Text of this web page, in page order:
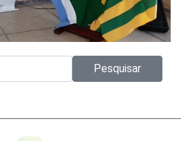
Pesquisar